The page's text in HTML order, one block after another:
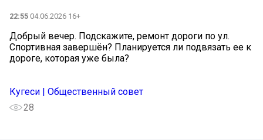
22:55 04.06.2026 16+
Добрый вечер. Подскажите, ремонт дороги по ул.
Спортивная завершён? Планируется ли подвязать ее к
дороге, которая уже была?
Кугеси | Общественный совет
28